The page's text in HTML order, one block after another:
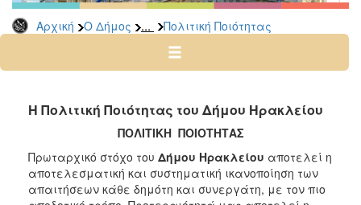
Αρχική Ο Δήμος ... Πολιτική Ποιότητας
Πολιτική
Ποιότητας
Κοινό
Αξιολόγησης
Η Πολιτική Ποιότητας του Δήμου Ηρακλείου
ΠΟΛΙΤΙΚΗ ΠΟΙΟΤΗΤΑΣ
Πρωταρχικό στόχο του Δήμου Ηρακλείου αποτελεί η
αποτελεσματική και συστηματική ικανοποίηση των
απαιτήσεων κάθε δημότη και συνεργάτη, με τον πιο